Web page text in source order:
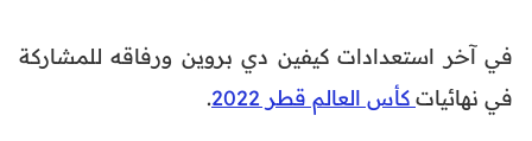
في آخر استعدادات كيفين دي بروين ورفاقه للمشاركة
في نهائيات كأس العالم قطر 2022 .